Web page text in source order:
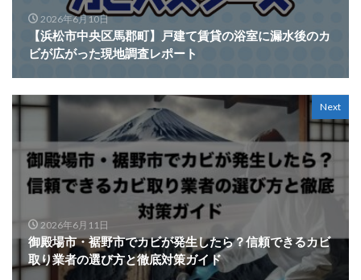
2026年6月10日
【浜松市中央区馬郡町】戸建て賃貸の浴室に漏水後のカ
ビが広がった現地調査レポート
Next
2026年6月11日
御殿場市・裾野市でカビが発生したら？信頼できるカビ
取り業者の選び方と徹底対策ガイド